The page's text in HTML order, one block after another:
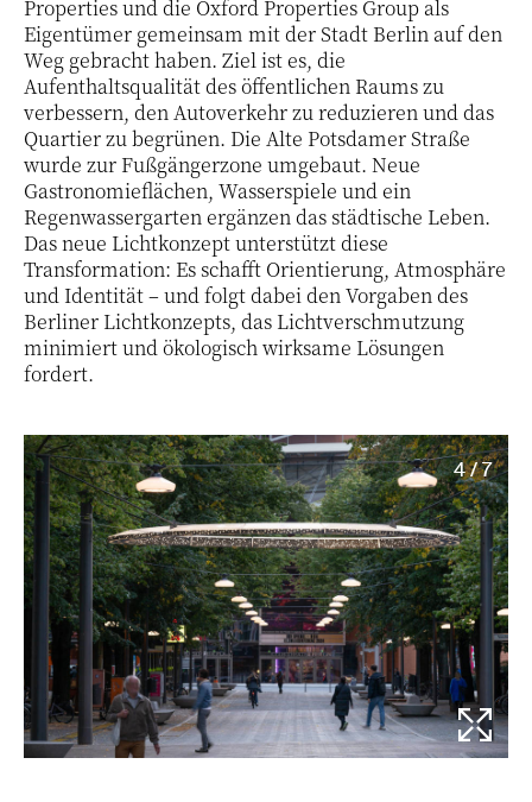
Properties und die Oxford Properties Group als
Eigentümer gemeinsam mit der Stadt Berlin auf den
Weg gebracht haben. Ziel ist es, die
Aufenthaltsqualität des öffentlichen Raums zu
verbessern, den Autoverkehr zu reduzieren und das
Quartier zu begrünen. Die Alte Potsdamer Straße
wurde zur Fußgängerzone umgebaut. Neue
Gastronomieflächen, Wasserspiele und ein
Regenwassergarten ergänzen das städtische Leben.
Das neue Lichtkonzept unterstützt diese
Transformation: Es schafft Orientierung, Atmosphäre
und Identität – und folgt dabei den Vorgaben des
Berliner Lichtkonzepts, das Lichtverschmutzung
minimiert und ökologisch wirksame Lösungen
fordert.
4 / 7